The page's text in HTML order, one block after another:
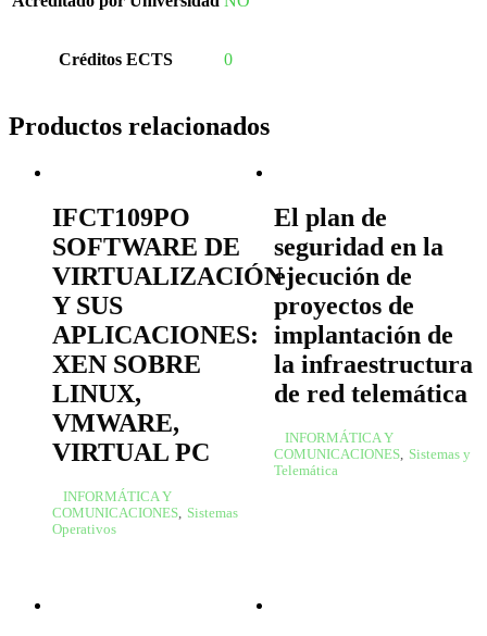
Créditos ECTS 0
Productos relacionados
IFCT109PO
SOFTWARE DE
VIRTUALIZACIÓN
Y SUS
APLICACIONES:
XEN SOBRE
LINUX,
VMWARE,
VIRTUAL PC
INFORMÁTICA Y
COMUNICACIONES, Sistemas
Operativos
El plan de
seguridad en la
ejecución de
proyectos de
implantación de
la infraestructura
de red telemática
INFORMÁTICA Y
COMUNICACIONES, Sistemas y
Telemática